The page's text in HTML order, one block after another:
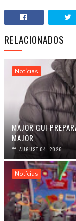
RELACIONADOS
Notícias
MAJOR GUI
MAJOR
AUGUST 04, 2026
Notícias